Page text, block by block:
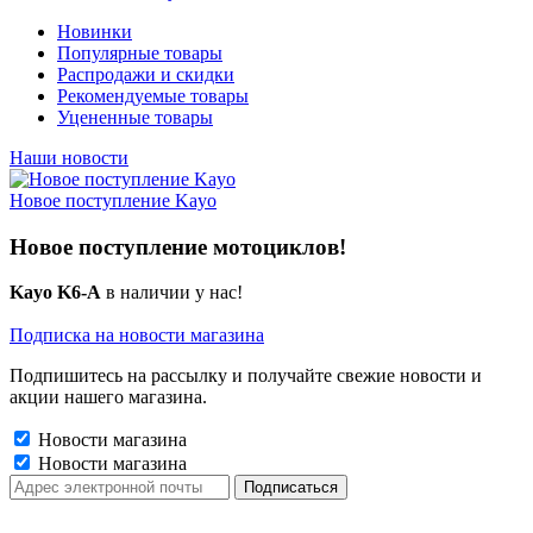
Новинки
Популярные товары
Распродажи и скидки
Рекомендуемые товары
Уцененные товары
Наши новости
Новое поступление Kayo
Новое поступление мотоциклов!
Kayo K6-A в наличии у нас!
Подписка на новости магазина
Подпишитесь на рассылку и получайте свежие новости и
акции нашего магазина.
Новости магазина
Новости магазина